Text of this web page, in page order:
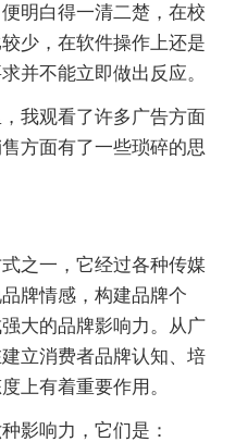
明白得一清二楚，在校
少，在软件操作上还是
并不能立即做出反应。
我观看了许多广告方面
方面有了一些琐碎的思
之一，它经过各种传媒
牌情感，构建品牌个
大的品牌影响力。从广
立消费者品牌认知、培
上有着重要作用。
影响力，它们是：